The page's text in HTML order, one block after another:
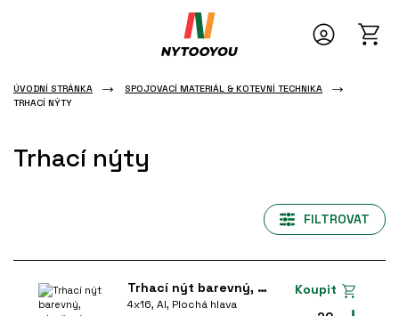
ÚVODNÍ STRÁNKA
SPOJOVACÍ MATERIÁL & KOTEVNÍ TECHNIKA
TRHACÍ NÝTY
Trhací nýty
FILTROVAT
nýty
nýty
Podle dostupnosti
Trhací nýt barevný, otevřený
4x16, Al, Plochá hlava
Koupit